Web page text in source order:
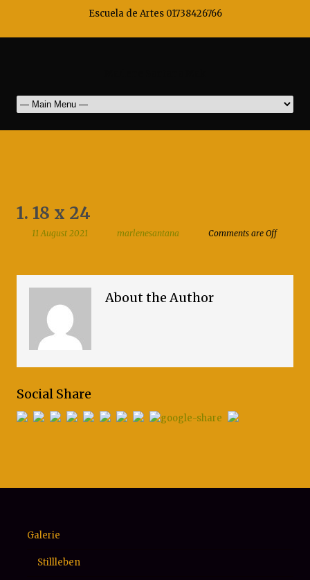
Escuela de Artes 01738426766
1. 18 x 24
11 August 2021 marlenesantana Comments are Off
About the Author
Social Share
Galerie
Stillleben